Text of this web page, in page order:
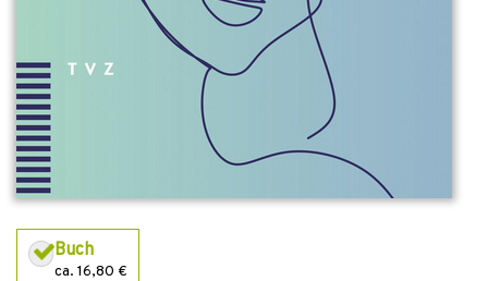
Buch
ca. 16,80 €